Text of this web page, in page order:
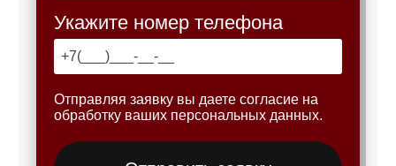
Укажите номер телефона
Отправляя заявку вы даете согласие на
обработку ваших персональных данных.